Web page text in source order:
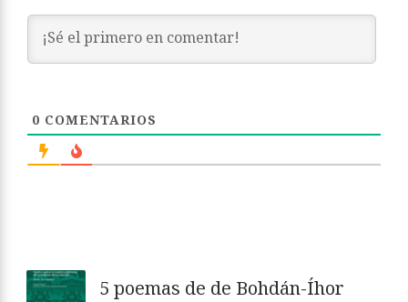
0 COMENTARIOS
5 poemas de de Bohdán-Íhor